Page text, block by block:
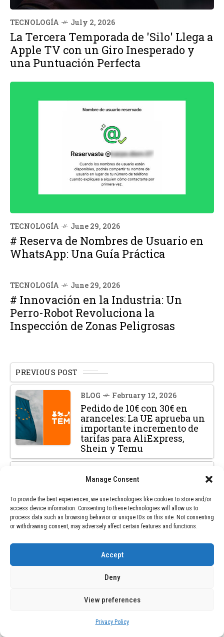
Manage Consent
To provide the best experiences, we use technologies like cookies to store and/or
access device information. Consenting to these technologies will allow us to
process data such as browsing behavior or unique IDs on this site. Not consenting
or withdrawing consent, may adversely affect certain features and functions.
Accept
Deny
View preferences
Privacy Policy
TECNOLOGÍA July 2, 2026
La Tercera Temporada de 'Silo' Llega a
Apple TV con un Giro Inesperado y
una Puntuación Perfecta
TECNOLOGÍA June 29, 2026
# Reserva de Nombres de Usuario en
WhatsApp: Una Guía Práctica
TECNOLOGÍA June 29, 2026
# Innovación en la Industria: Un
Perro-Robot Revoluciona la
Inspección de Zonas Peligrosas
PREVIOUS POST
BLOG February 12, 2026
Pedido de 10€ con 30€ en
aranceles: La UE aprueba un
importante incremento de
tarifas para AliExpress,
Shein y Temu
Mercadona y las marcas
blancas han dominado el
panorama de los
durante años, hasta la
irrupción del modelo ultra
low cost